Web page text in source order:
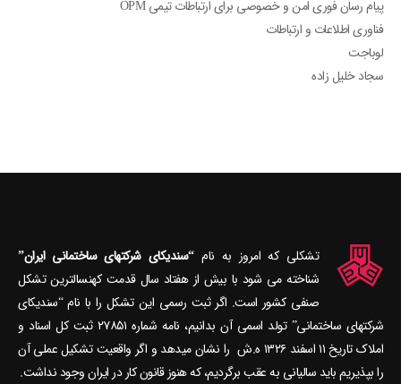
پیام رسان فوری امن و خصوصی برای ارتباطات تیمی OPM
فناوری اطلاعات و ارتباطات
لوباجت
سجاد خلیل زاده
تشکلی که امروز به نام“سندیکای شرکتهای ساختمانی ایران”
شناخته می‎ شود با بیش از هفتاد سال قدمت کهنسال‎ترین تشکل
صنفی کشور است. اگر ثبت رسمی این تشکل را با نام “سندیکای
شرکتهای ساختمانی” تولد اسمی آن بدانیم، نامه شماره ۲۷۸۵۱ ثبت کل اسناد و
املاک تاریخ ۱۱ اسفند ۱۳۲۶ ه.ش را نشان می‎دهد و اگر واقعیت تشکیل عملی آن
را بپذیریم باید سالیانی به عقب برگردیم، که هنوز قانون کار در ایران وجود نداشت.